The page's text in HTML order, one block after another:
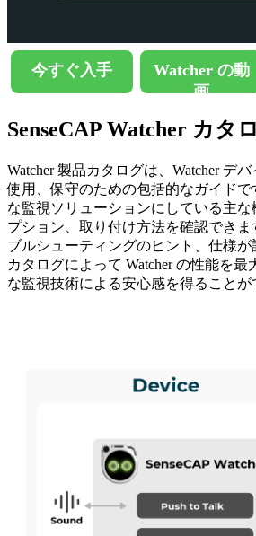
今すぐ入手
Watcher の動
画
SenseCAP Watcher カタ
Watcher 製品カタログは、Watcher デ
使用、保守のための包括的なガイドで
な監視ソリューションにしている主
プション、取り付け方法を確認でき
ブルシューティングのヒント、仕様
カタログによって Watcher の性能を
な監視技術による安心感を得ることが